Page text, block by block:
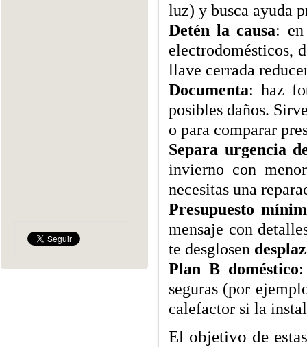
luz) y busca ayuda
Detén la causa:
electrodomésticos,
llave cerrada
Documenta: haz
posibles daños.
o para comparar
Separa urgencia
invierno con
necesitas una
Presupuesto
mensaje con
te desglosen
Plan B doméstico
seguras (por
calefactor si la
El objetivo de